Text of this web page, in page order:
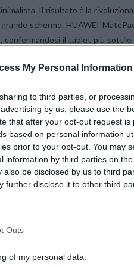
My Personal Information
to third parties, or
by us, please use the
that after your opt-out request is
based on personal information
prior to your opt-out. You may
by third parties on the
be disclosed by us to third
further disclose it to other third
Outs
of my personal data.
Il risultato è la
schermo. HUAWEI
confermandosi il tablet più sottile
grazie a una scocca in
sistema aumenta la resistenza
tablet del settore a ottenere
tra cornici sottili e notch
vanta una cornice ultra-sottile
di bordi.
dei riflessi e nel
un processo di incisione